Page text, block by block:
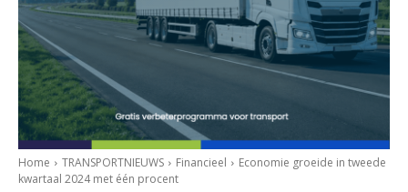
Home TRANSPORTNIEUWS Financieel
Economie groeide in tweede
kwartaal 2024 met één procent